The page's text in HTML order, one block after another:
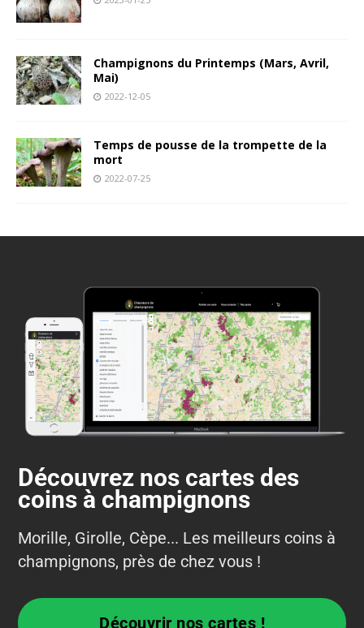
Champignons du Printemps (Mars, Avril,
Mai)
2022-12-05
Temps de pousse de la trompette de la
mort
2022-07-25
Découvrez nos cartes des
coins à champignons
Morille, Girolle, Cèpe... Les meilleurs coins à
champignons, près de chez vous !
Découvrir nos cartes !